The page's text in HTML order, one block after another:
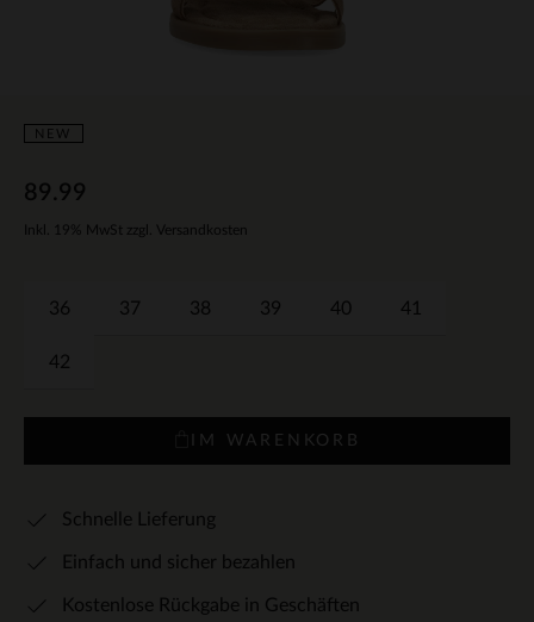
NEW
89.99
Inkl. 19% MwSt zzgl. Versandkosten
36 37 38 39 40 41
42
IM WARENKORB
Schnelle Lieferung
Einfach und sicher bezahlen
Kostenlose Rückgabe in Geschäften